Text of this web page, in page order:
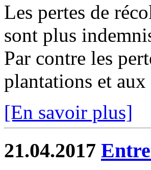
Les pertes de
sont plus
Par contre les
plantations et
[En savoir plus]
21.04.2017